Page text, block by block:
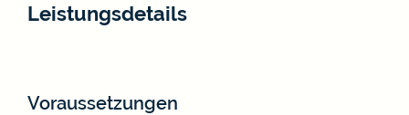
Leistungsdetails
Voraussetzungen